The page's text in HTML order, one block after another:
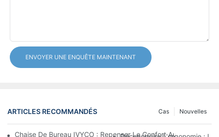
ENVOYER UNE ENQUÊTE MAINTENANT
ARTICLES RECOMMANDÉS Nouvelles
Cas
Chaise De Bureau IVYCO : Repenser Le Confort Au Bureau